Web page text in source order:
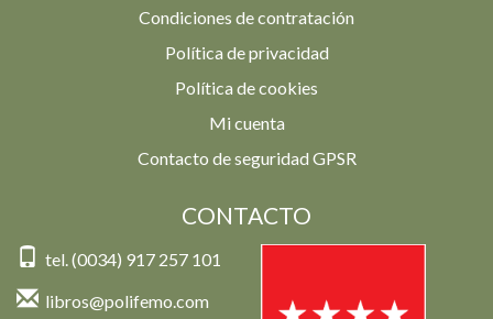
Condiciones de contratación
Política de privacidad
Política de cookies
Mi cuenta
Contacto de seguridad GPSR
CONTACTO
tel. (0034) 917 257 101
libros@polifemo.com